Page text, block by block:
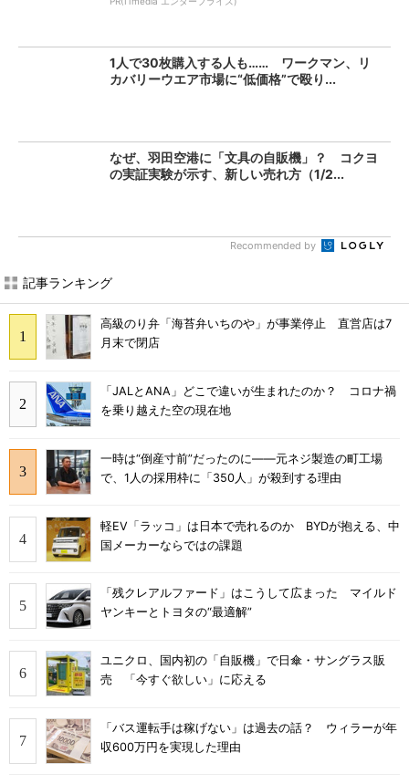
1人で30枚購入する人も…… ワークマン、リ
カバリーウエア市場に“低価格”で殴り...
なぜ、羽田空港に「文具の自販機」？ コクヨ
の実証実験が示す、新しい売れ方（1/2...
Recommended by
記事ランキング
高級のり弁「海苔弁いちのや」が事業停止 直営店は7
月末で閉店
「JALとANA」どこで違いが生まれたのか？ コロナ禍
を乗り越えた空の現在地
一時は“倒産寸前”だったのに――元ネジ製造の町工場
で、1人の採用枠に「350人」が殺到する理由
軽EV「ラッコ」は日本で売れるのか BYDが抱える、中
国メーカーならではの課題
「残クレアルファード」はこうして広まった マイルド
ヤンキーとトヨタの“最適解”
ユニクロ、国内初の「自販機」で日傘・サングラス販
売 「今すぐ欲しい」に応える
「バス運転手は稼げない」は過去の話？ ウィラーが年
収600万円を実現した理由